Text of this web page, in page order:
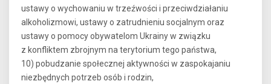
ustawy o wychowaniu w trzeźwości i przeciwdziałaniu
alkoholizmowi, ustawy o zatrudnieniu socjalnym oraz
ustawy o pomocy obywatelom Ukrainy w związku
z konfliktem zbrojnym na terytorium tego państwa,
10) pobudzanie społecznej aktywności w zaspokajaniu
niezbędnych potrzeb osób i rodzin,